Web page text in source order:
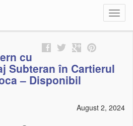
cu
Subteran în Cartierul
– Disponibil
August 2, 2024